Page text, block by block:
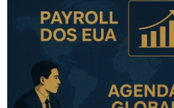
Contato
Câmbio
Crédito Empresarial
Newsletter